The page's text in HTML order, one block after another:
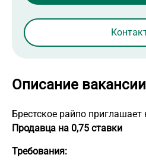
Описание вакансии
Брестское райпо
Продавца на 0,75 ставки
Требования: